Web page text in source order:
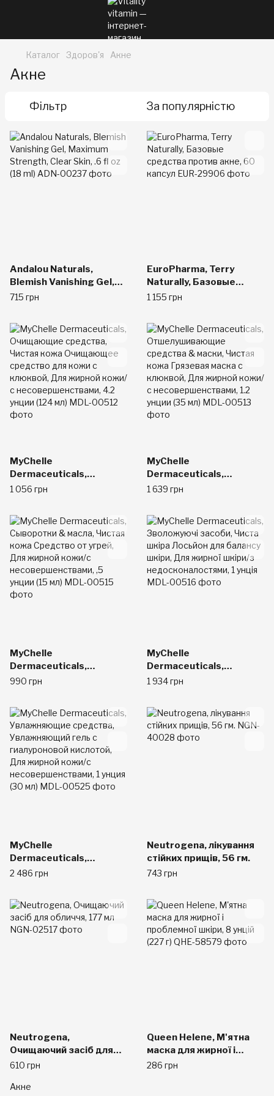
Каталог Здоров'я Акне
Акне
Фільтр За популярністю
Andalou Naturals,
Blemish Vanishing Gel,
Maximum Strength,
715 грн
EuroPharma, Terry
Naturally, Базовые
средства против акне,
1 155 грн
MyChelle
Dermaceuticals,
Очищающие средства,
Очищающее средство
для кожи с клюквой,
Для жирной кожи/с
несовершенствами, 4.2
унции (124 мл)
1 056 грн
MyChelle
Dermaceuticals,
Отшелушивающие
Чистая кожа Грязевая
маска с клюквой, Для
жирной кожи/с
несовершенствами, 1.2
унции (35 мл)
1 639 грн
MyChelle
Dermaceuticals,
Сыворотки & масла,
от угрей, Для жирной
кожи/с
несовершенствами, ,5
унции (15 мл)
990 грн
MyChelle
Dermaceuticals,
Зволожуючі засоби,
для балансу шкіри, Для
жирної шкіри/з
недосконалостями, 1
унція
1 934 грн
MyChelle
Dermaceuticals,
Увлажняющие
Увлажняющий гель с
гиалуроновой кислотой,
Для жирной кожи/с
несовершенствами, 1
2 486 грн
Neutrogena, лікування
стійких прищів, 56 гм.
743 грн
Neutrogena,
Очищаючий засіб для
обличчя, 177 мл
610 грн
Queen Helene, М'ятна
маска для жирної і
проблемної шкіри, 8
286 грн
Акне